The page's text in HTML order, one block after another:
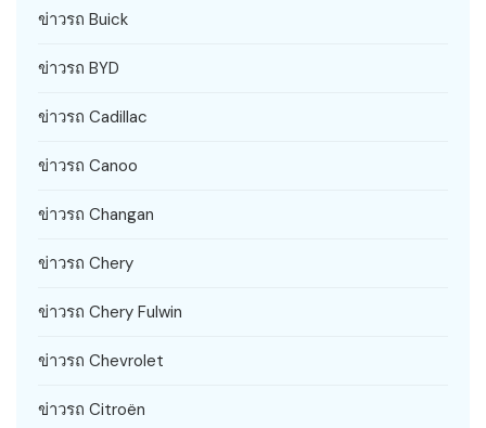
ข่าวรถ Buick
ข่าวรถ BYD
ข่าวรถ Cadillac
ข่าวรถ Canoo
ข่าวรถ Changan
ข่าวรถ Chery
ข่าวรถ Chery Fulwin
ข่าวรถ Chevrolet
ข่าวรถ Citroën